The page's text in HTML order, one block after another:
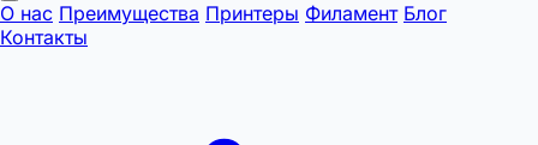
О нас Преимущества Принтеры Филамент Блог
Контакты